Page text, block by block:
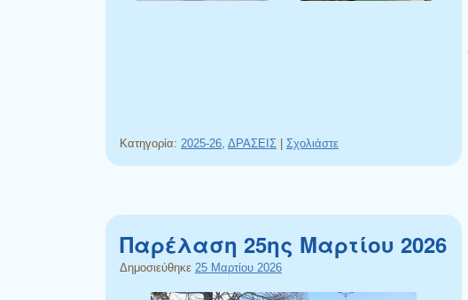
Κατηγορία: 2025-26 ΔΡΑΣΕΙΣ Σχολιάστε
Παρέλαση 25ης Μαρτίου 2026
Δημοσιεύθηκε 25 Μαρτίου 2026